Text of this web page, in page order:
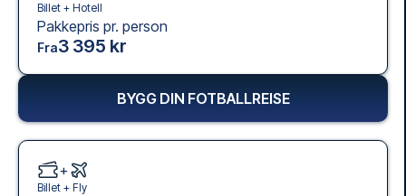
Billet + Hotell
Pakkepris pr. person
Fra3 395 kr
BYGG DIN FOTBALLREISE
+
Billet + Fly